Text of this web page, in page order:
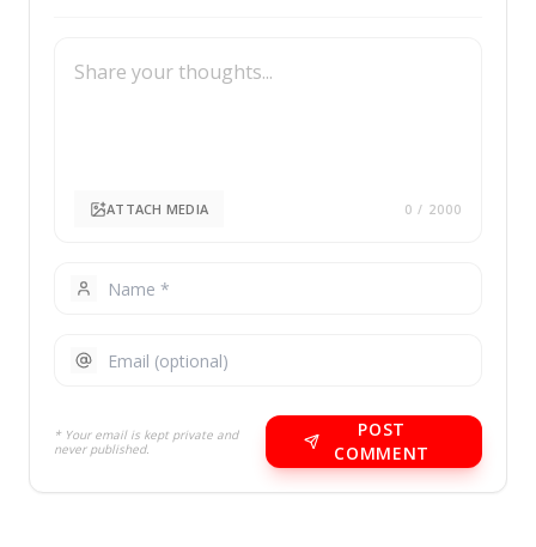
ATTACH MEDIA 0 / 2000
* Your email is kept private and
never published.
POST
COMMENT